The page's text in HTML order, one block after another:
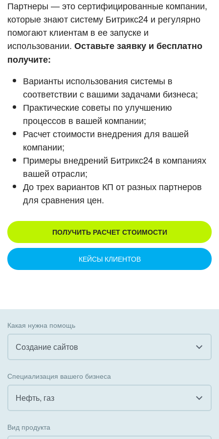
ВХОД
ВХОД
Смотреть видеокейсы
Партнеры — это сертифицированные компании,
которые знают систему Битрикс24 и регулярно
помогают клиентам в ее запуске и
использовании. Оставьте заявку и бесплатно
получите:
Варианты использования системы в
соответствии с вашими задачами бизнеса;
Практические советы по улучшению
процессов в вашей компании;
Расчет стоимости внедрения для вашей
компании;
Примеры внедрений Битрикс24 в компаниях
вашей отрасли;
До трех вариантов КП от разных партнеров
для сравнения цен.
ПОЛУЧИТЬ РАСЧЕТ СТОИМОСТИ
КЕЙСЫ КЛИЕНТОВ
Какая нужна помощь
Создание сайтов
Внедрение КЭДО
Интеграция с 1С
Специализация вашего бизнеса
Нефть, газ
Вид продукта